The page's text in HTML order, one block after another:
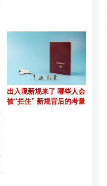
出入境新规来了 哪些人会
被“拦住” 新规背后的考量